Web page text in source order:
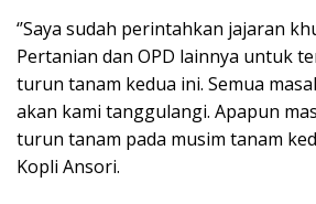
‘’Saya sudah perintahkan jajaran
Pertanian dan OPD lainnya untuk
turun tanam kedua ini. Semua
akan kami tanggulangi. Apapun
turun tanam pada musim tanam
Kopli Ansori.